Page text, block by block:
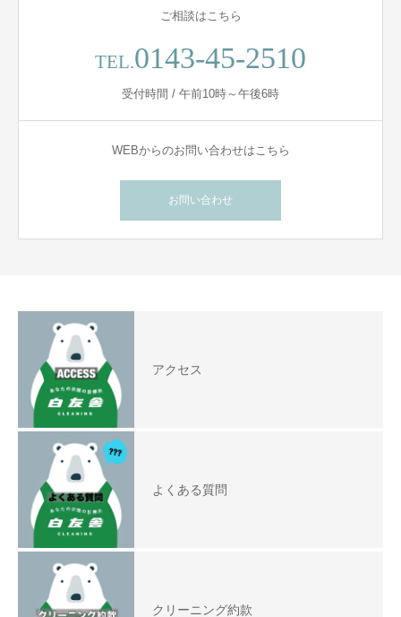
ご相談はこちら
TEL.0143-45-2510
受付時間 / 午前10時～午後6時
WEBからのお問い合わせはこちら
お問い合わせ
アクセス
よくある質問
クリーニング約款